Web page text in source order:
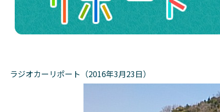
ラジオカーリポート（2016年3月23日）